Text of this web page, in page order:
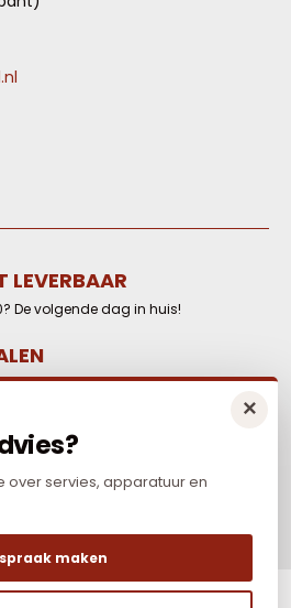
LEVERBAAR
De volgende dag in huis!
af met o.a. iDeal-WERO, Paypal,
Neem dan contact met ons op.
×
over servies, apparatuur en
maken